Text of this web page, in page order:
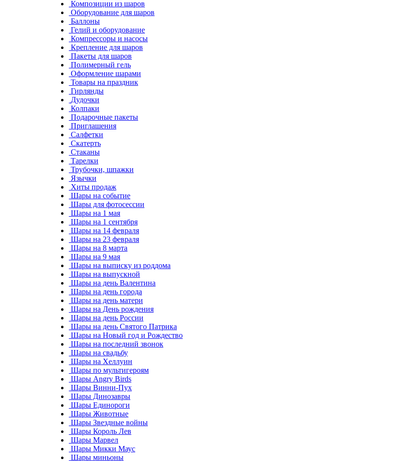
Композиции из шаров
Оборудование для шаров
Баллоны
Гелий и оборудование
Компрессоры и насосы
Крепление для шаров
Пакеты для шаров
Полимерный гель
Оформление шарами
Товары на праздник
Гирлянды
Дудочки
Колпаки
Подарочные пакеты
Приглашения
Салфетки
Скатерть
Стаканы
Тарелки
Трубочки, шпажки
Язычки
Хиты продаж
Шары на событие
Шары для фотосессии
Шары на 1 мая
Шары на 1 сентября
Шары на 14 февраля
Шары на 23 февраля
Шары на 8 марта
Шары на 9 мая
Шары на выписку из роддома
Шары на выпускной
Шары на день Валентина
Шары на день города
Шары на день матери
Шары на День рождения
Шары на день России
Шары на день Святого Патрика
Шары на Новый год и Рождество
Шары на последний звонок
Шары на свадьбу
Шары на Хеллуин
Шары по мультигероям
Шары Angry Birds
Шары Винни-Пух
Шары Динозавры
Шары Единороги
Шары Животные
Шары Звездные войны
Шары Король Лев
Шары Марвел
Шары Микки Маус
Шары миньоны